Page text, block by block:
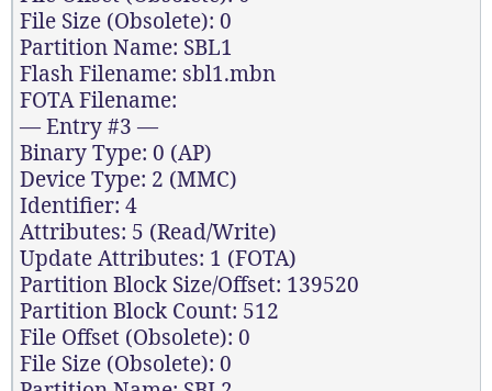
File Size (Obsolete): 0
Partition Name: SBL1
Flash Filename: sbl1.mbn
FOTA Filename:
— Entry #3 —
Binary Type: 0 (AP)
Device Type: 2 (MMC)
Identifier: 4
Attributes: 5 (Read/Write)
Update Attributes: 1 (FOTA)
Partition Block Size/Offset: 139520
Partition Block Count: 512
File Offset (Obsolete): 0
File Size (Obsolete): 0